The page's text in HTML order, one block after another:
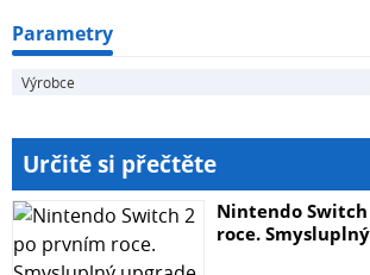
Parametry
Výrobce
Určitě si přečtěte
Nintendo
roce.